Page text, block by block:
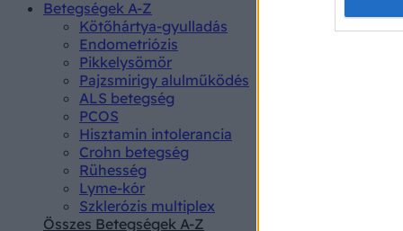
Betegségek A-Z
Kötőhártya-gyulladás
Endometriózis
Pikkelysömör
Pajzsmirigy alulműködés
ALS betegség
PCOS
Hisztamin intolerancia
Crohn betegség
Rühesség
Lyme-kór
Szklerózis multiplex
Összes Betegségek A-Z